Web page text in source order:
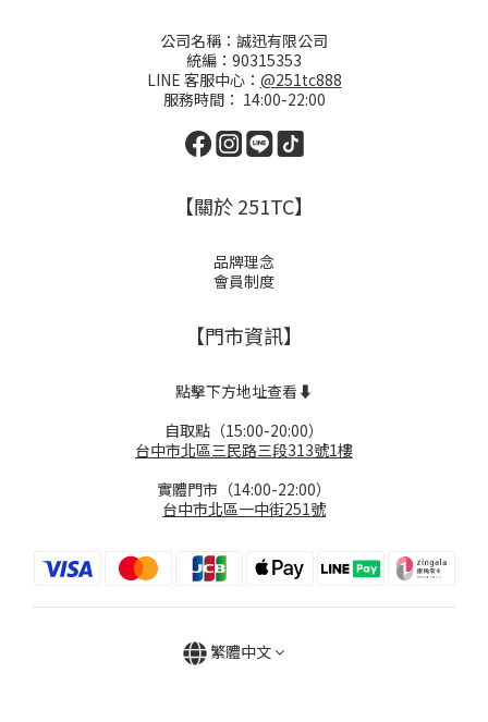
公司名稱：誠迅有限公司
統編：90315353
LINE 客服中心： @251tc888
服務時間： 14:00-22:00
【關於 251TC】
品牌理念
會員制度
【門市資訊】
點擊下方地址查看⬇️
自取點（15:00-20:00）
台中市北區三民路三段313號1樓
實體門市（14:00-22:00）
台中市北區一中街251號
繁體中文